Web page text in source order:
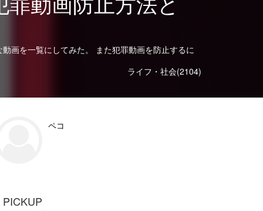
画を一覧にしてみた。 また犯罪動画を防止するに
ライフ・社会(2104)
ペコ
PICKUP